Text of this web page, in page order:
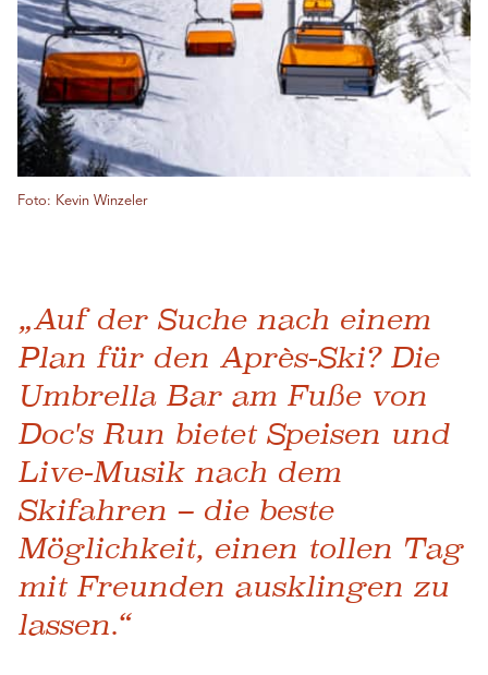
Foto: Kevin Winzeler
„Auf der Suche nach einem
Plan für den Après-Ski? Die
Umbrella Bar am Fuße von
Doc's Run bietet Speisen und
Live-Musik nach dem
Skifahren – die beste
Möglichkeit, einen tollen Tag
mit Freunden ausklingen zu
lassen.“